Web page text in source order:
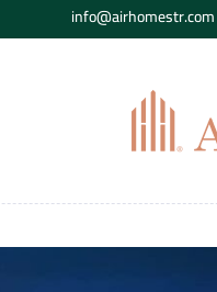
info@airhomestr.com